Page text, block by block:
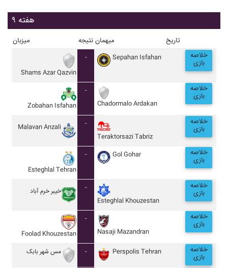
هفته ۹
میزبان نتیجه میهمان تاریخ
Shams Azar Qazvin
- Sepahan Isfahan خلاصه
بازی
Zobahan Isfahan
-
Chadormalo Ardakan
خلاصه
بازی
Malavan Anzali
-
Teraktorsazi Tabriz
خلاصه
بازی
Esteghlal Tehran
- Gol Gohar خلاصه
بازی
خيبر خرم آباد
-
Esteghlal Khouzestan
خلاصه
بازی
Foolad Khouzestan
-
Nasaji Mazandran
خلاصه
بازی
مس شهر بابک - Perspolis Tehran خلاصه
بازی